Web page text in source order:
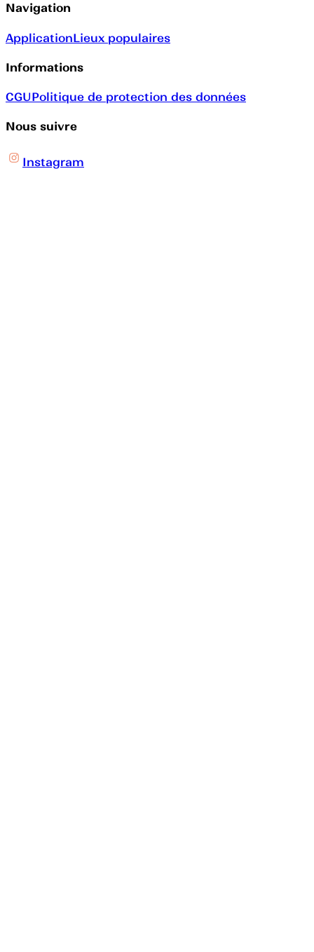
Navigation
ApplicationLieux populaires
Informations
CGUPolitique de protection des données
Nous suivre
Instagram